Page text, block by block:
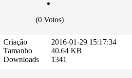
(0 Votos)
Criação
Tamanho
Downloads
2016-01-29 15:17:34
40.64 KB
1341